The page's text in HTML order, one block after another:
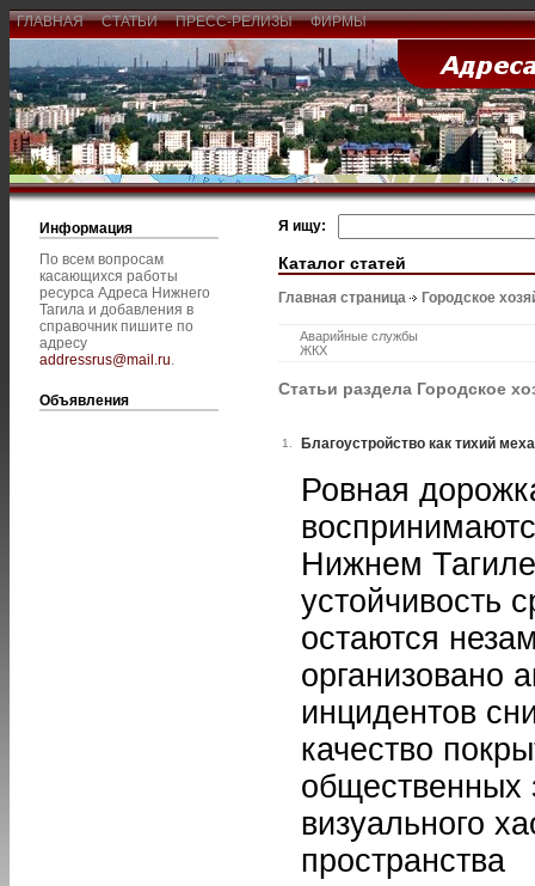
ГЛАВНАЯ СТАТЬИ ПРЕСС-РЕЛИЗЫ ФИРМЫ
Информация
По всем вопросам
касающихся работы
ресурса Адреса Нижнего
Тагила и добавления в
справочник пишите по
адресу
addressrus@mail.ru.
Объявления
Я ищу:
Каталог статей
Главная страница Городское
Аварийные службы
ЖКХ
Статьи раздела Городское
1. Благоустройство как тихий
Ровная
Нижнем Тагиле
устойчивость
остаются
организовано
инцидентов
качество
общественных
визуального
пространства